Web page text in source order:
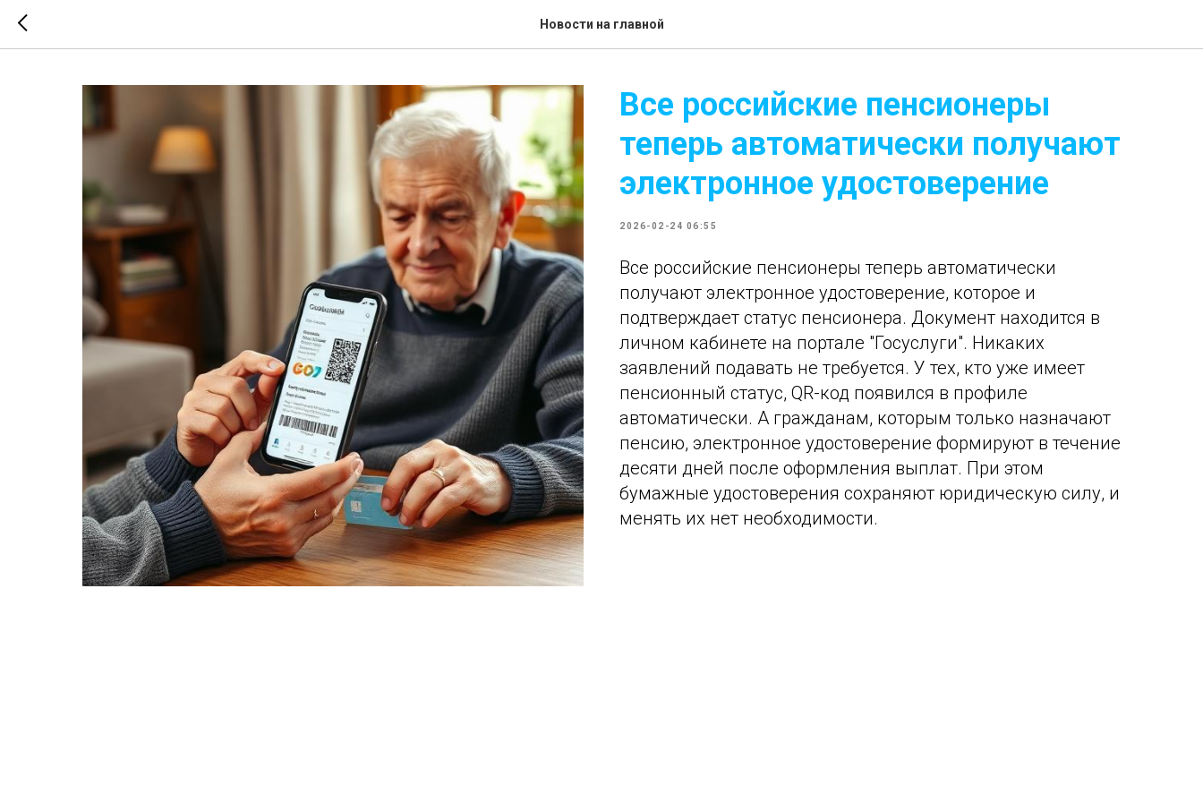
Новости на главной
Все российские пенсионеры
теперь автоматически получают
электронное удостоверение
2026-02-24 06:55
Все российские пенсионеры теперь автоматически
получают электронное удостоверение, которое и
подтверждает статус пенсионера. Документ находится в
личном кабинете на портале "Госуслуги". Никаких
заявлений подавать не требуется. У тех, кто уже имеет
пенсионный статус, QR-код появился в профиле
автоматически. А гражданам, которым только назначают
пенсию, электронное удостоверение формируют в течение
десяти дней после оформления выплат. При этом
бумажные удостоверения сохраняют юридическую силу, и
менять их нет необходимости.